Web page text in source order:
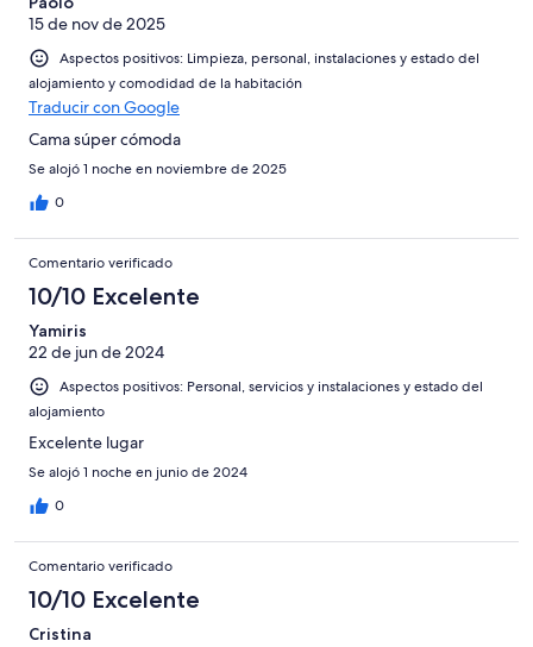
15 de nov de 2025
Aspectos positivos: Limpieza, personal, instalaciones y estado del
alojamiento y comodidad de la habitación
Traducir con Google
Cama súper cómoda
Se alojó 1 noche en noviembre de 2025
0
Comentario verificado
10/10 Excelente
Yamiris
22 de jun de 2024
Aspectos positivos: Personal, servicios y instalaciones y estado del
alojamiento
Excelente lugar
Se alojó 1 noche en junio de 2024
0
Comentario verificado
10/10 Excelente
Cristina